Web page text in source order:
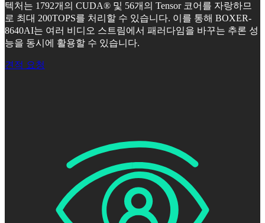
텍처는 1792개의 CUDA® 및 56개의 Tensor 코어를 자랑하므
로 최대 200TOPS를 처리할 수 있습니다. 이를 통해 BOXER-
8640AI는 여러 비디오 스트림에서 패러다임을 바꾸는 추론 성
능을 동시에 활용할 수 있습니다.
견적 요청